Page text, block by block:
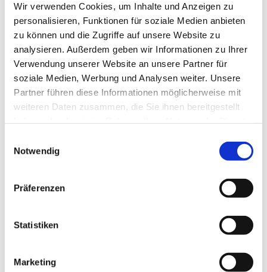
Wir verwenden Cookies, um Inhalte und Anzeigen zu
personalisieren, Funktionen für soziale Medien anbieten
zu können und die Zugriffe auf unsere Website zu
analysieren. Außerdem geben wir Informationen zu Ihrer
Verwendung unserer Website an unsere Partner für
soziale Medien, Werbung und Analysen weiter. Unsere
Partner führen diese Informationen möglicherweise mit
weiteren Daten zusammen, die Sie ihnen bereitgestellt
Notwendig
Präferenzen
Statistiken
Marketing